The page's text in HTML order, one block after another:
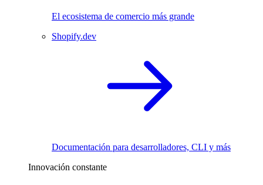
El ecosistema de comercio más grande
Shopify.dev
Documentación para desarrolladores, CLI y más
Innovación constante